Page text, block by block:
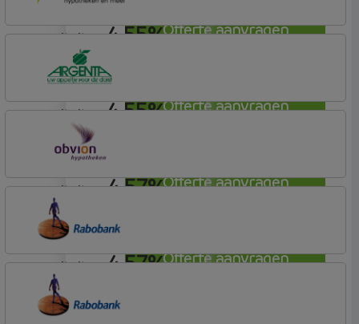
Offerte aanvragen
4,55%
Offerte aanvragen
annuiteit
4,55%
Offerte aanvragen
Profijt twaalf
annuiteit
4,57%
Offerte aanvragen
Argenta
Hypotheek
annuiteit
4,57%
OBVION Hypotheken
Woon Hypotheek
annuiteit
Rabobank Spaarbank
Basisvoorwaarden